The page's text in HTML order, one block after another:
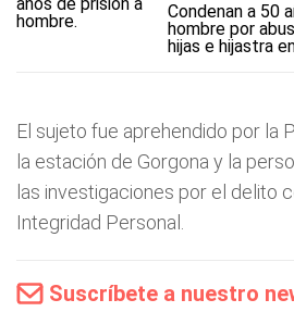
Condenan a 50
hombre por
hijas e hijastra
El sujeto fue aprehendido por la
la estación de Gorgona y la
las investigaciones por el delito
Integridad Personal.
Suscríbete a nuestro